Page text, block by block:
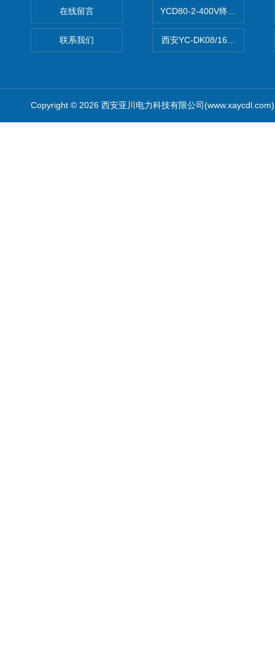
在线留言
联系我们
YCD80-2-400V终端电气综合
西安YC-DK08/16A智能照明
Copyright © 2026 西安亚川电力科技有限公司